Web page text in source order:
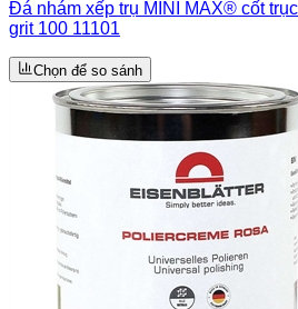
Đá nhám xếp trụ MINI MAX® cốt
grit 100 11101
Chọn để so sánh